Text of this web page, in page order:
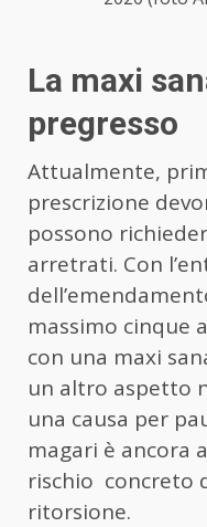
La maxi
pregresso
Attualmente,
prescrizione
possono
arretrati. Con
massimo cinque
con una maxi
un altro aspetto
una causa per
magari è ancora
rischio concreto
ritorsione.